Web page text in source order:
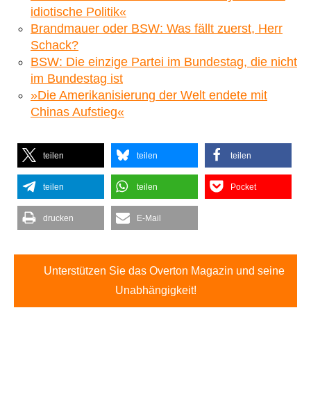
idiotische Politik«
Brandmauer oder BSW: Was fällt zuerst, Herr
Schack?
BSW: Die einzige Partei im Bundestag, die nicht
im Bundestag ist
»Die Amerikanisierung der Welt endete mit
Chinas Aufstieg«
teilen teilen teilen
teilen teilen Pocket
drucken E-Mail
Unterstützen Sie das Overton Magazin und seine
Unabhängigkeit!